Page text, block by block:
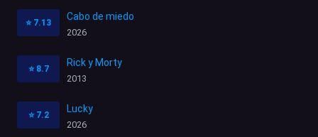
⭐ 7.13
Cabo de miedo
2026
⭐ 8.7
Rick y Morty
2013
⭐ 7.2
Lucky
2026